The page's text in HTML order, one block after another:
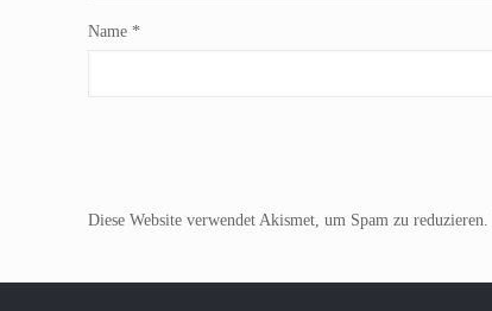
Name *
Diese Website verwendet Akismet, um Spam zu reduzieren.